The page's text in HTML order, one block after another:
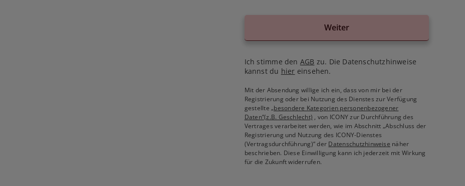
Weiter
Ich stimme den AGB zu. Die Datenschutzhinweise
kannst du hier einsehen.
Mit der Absendung willige ich ein, dass von mir bei der
Registrierung oder bei Nutzung des Dienstes zur Verfügung
gestellte„besondere Kategorien personenbezogener
Daten“(z.B. Geschlecht) , von ICONY zur Durchführung des
Vertrages verarbeitet werden, wie im Abschnitt „Abschluss der
Registrierung und Nutzung des ICONY-Dienstes
(Vertragsdurchführung)“ der Datenschutzhinweise näher
beschrieben. Diese Einwilligung kann ich jederzeit mit Wirkung
für die Zukunft widerrufen.